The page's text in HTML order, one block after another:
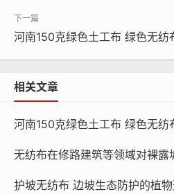
绿化工程,草坪绿化工程,农业
河南150克绿色土工布 绿色无纺
相关文章
河南150克绿色土工布 绿色无纺
无纺布在修路建筑等领域对裸露
护坡无纺布 边坡生态防护的植